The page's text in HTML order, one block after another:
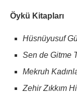
Öykü Kitapları
Hüsnüyusuf
Sen de Gitme
Mekruh
Zehir Zıkkım